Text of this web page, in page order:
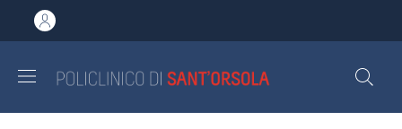
al contenuto principale
to footer content